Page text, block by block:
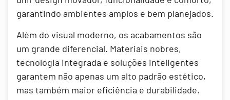
garantindo ambientes amplos e bem planejados.
Além do visual moderno, os acabamentos são
um grande diferencial. Materiais nobres,
tecnologia integrada e soluções inteligentes
garantem não apenas um alto padrão estético,
mas também maior eficiência e durabilidade.